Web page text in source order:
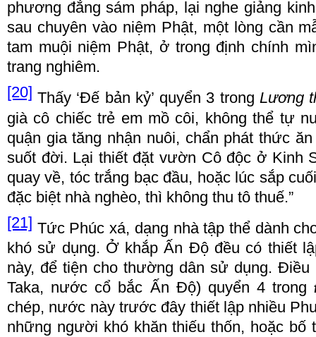
phương đẳng sám pháp, lại nghe giảng
sau chuyên vào niệm Phật, một lòng cần m
tam muội niệm Phật, ởtrong định chính mì
trang nghiêm.
[20] Thấy ‘Đế bản kỷ’ quyển 3 trong Lương
già cô chiếc trẻ em mồ côi, không thể tự
quận gia tăng nhận nuôi, chẩn phát thức ă
suốt đời. Lại thiết đặt vườn Cô độc ở Kinh
quay về, tóc trắng bạc đầu, hoặc lúc sắp cuố
đặc biệt nhà nghèo, thì không thu tô thuế.”
[21] Tức Phúc xá, dạng nhàtập thểdành
khó sử dụng. ỞkhắpẤn Độ đều có thiết lậ
này, để tiện cho thường dân sử dụng. Điều
Taka, nước cổ bắc Ấn Độ) quyển 4 trong
chép, nước này trước đây thiết lập nhiều Ph
những người khókhăn thiếu thốn, hoặc bố